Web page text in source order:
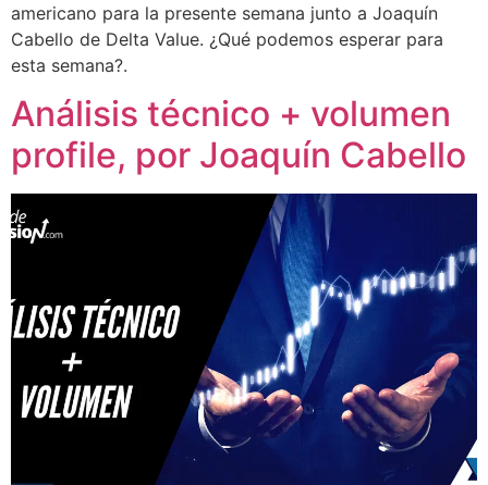
americano para la presente semana junto a Joaquín
Cabello de Delta Value. ¿Qué podemos esperar para
esta semana?.
Análisis técnico + volumen
profile, por Joaquín Cabello